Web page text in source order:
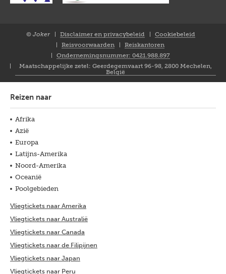
© Joker
Disclaimer en privacybeleid
Cookiebeleid
Reisvoorwaarden
Reiskantoren
Ondernemingsnummer: 0421.988.897
Maatschappelijke zetel: Geerdegemvaart 96-98, 2800 Mechelen,
België
Reizen naar
Afrika
Azië
Europa
Latijns-Amerika
Noord-Amerika
Oceanië
Poolgebieden
Vliegtickets naar Amerika
Vliegtickets naar Australië
Vliegtickets naar Canada
Vliegtickets naar de Filipijnen
Vliegtickets naar Japan
Vliegtickets naar Peru